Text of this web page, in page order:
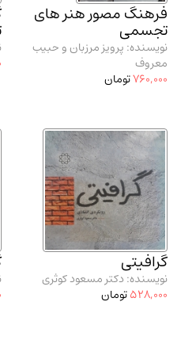
فرهنگ مصور هنر های
تجسمی
نویسنده: پرویز مرزبان و حبیب
معروف
760,000تومان
گرافیتی
نویسنده: دکتر مسعود کوثری
528,000تومان